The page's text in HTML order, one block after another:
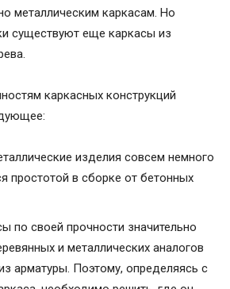
металлическим каркасам. Но
существуют еще каркасы из
каркасных конструкций
изделия совсем немного
простотой в сборке от бетонных
по своей прочности значительно
и металлических аналогов
арматуры. Поэтому, определяясь с